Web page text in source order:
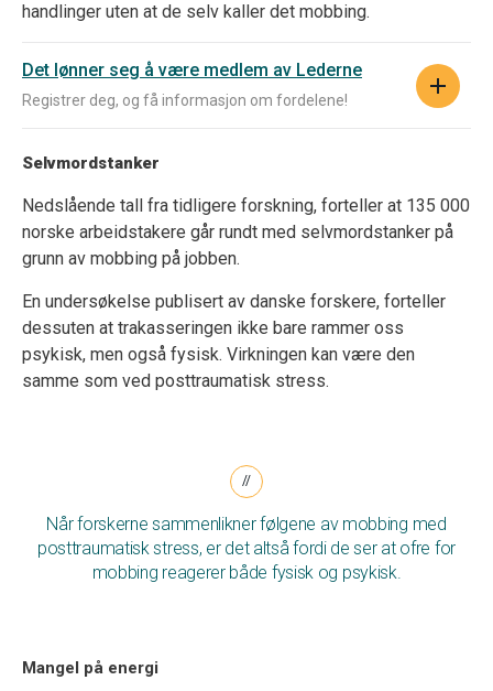
handlinger uten at de selv kaller det mobbing.
Det lønner seg å være medlem av Lederne
Registrer deg, og få informasjon om fordelene!
Selvmordstanker
Nedslående tall fra tidligere forskning, forteller at 135 000
norske arbeidstakere går rundt med selvmordstanker på
grunn av mobbing på jobben.
En undersøkelse publisert av danske forskere, forteller
dessuten at trakasseringen ikke bare rammer oss
psykisk, men også fysisk. Virkningen kan være den
samme som ved posttraumatisk stress.
Når forskerne sammenlikner følgene av mobbing med
posttraumatisk stress, er det altså fordi de ser at ofre for
mobbing reagerer både fysisk og psykisk.
Mangel på energi